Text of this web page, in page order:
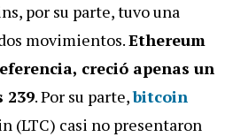
por su parte, tuvo una
movimientos.Ethereum
creció apenas un
239. Por su parte,bitcoin
(LTC) casi no presentaron